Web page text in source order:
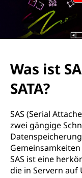
n
ü
A
Was ist
SATA?
SAS (Serial
zwei gängige
SAS ist eine
die in Servern